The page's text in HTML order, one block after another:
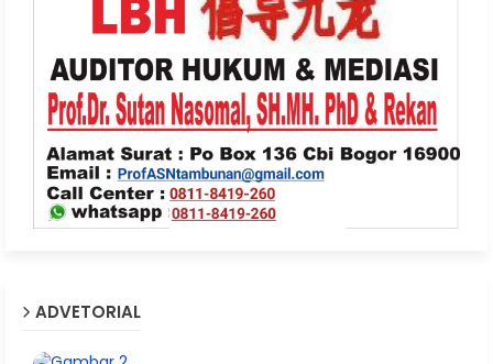
ADVETORIAL